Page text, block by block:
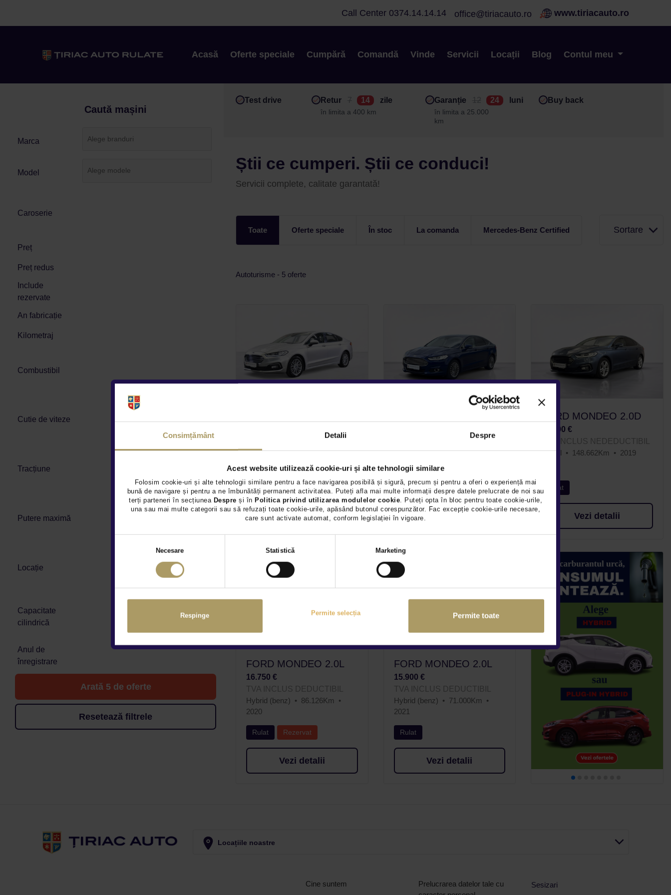
Consimțământ Detalii Despre
Acest website utilizează cookie-uri și alte tehnologii similare
Folosim cookie-uri și alte tehnologii similare pentru a face navigarea posibilă și sigură, precum și pentru a oferi o experiență mai
bună de navigare și pentru a ne îmbunătăți permanent activitatea. Puteți afla mai multe informații despre datele prelucrate de noi sau
terți parteneri în secțiunea Despre și în Politica privind utilizarea modulelor cookie. Puteți opta în bloc pentru toate cookie-urile,
una sau mai multe categorii sau să refuzați toate cookie-urile, apăsând butonul corespunzător. Fac excepție cookie-urile necesare,
care sunt activate automat, conform legislației în vigoare.
consimțământului
Necesare Statistică Marketing
Respinge Permite selecția Permite toate
Call Center 0374.14.14.14 office@tiriacauto.ro www.tiriacauto.ro
Acasă Oferte speciale Cumpără Comandă Vinde Servicii Locații Blog Contul meu
Caută mașini
Marca
Model
Caroserie
Preț
Preț redus
Include
rezervate
An fabricație
Kilometraj
Combustibil
Cutie de viteze
Tracțiune
Putere maximă
Locație
Capacitate
cilindrică
Anul de
înregistrare
Arată 5 de oferte
Resetează filtrele
Test drive Retur 14 zile
în limita a 400 km
Garanție 24 luni
în limita a 25.000
km
Buy back
Știi ce cumperi. Știi ce conduci!
Servicii complete, calitate garantată!
Toate Oferte speciale În stoc La comanda Mercedes-Benz Certified Sortare
Autoturisme - 5 oferte
Diesel
79.891Km 2021
Preț special Rulat
Vezi detalii
TVA INCLUS NEDEDUCTIBIL
Diesel
141.918Km 2017
Rulat
Vezi detalii
FORD MONDEO 2.0D
13.400 €
TVA INCLUS NEDEDUCTIBIL
Diesel
148.662Km 2019
Rulat
Vezi detalii
FORD MONDEO 2.0L
16.750 €
TVA INCLUS DEDUCTIBIL
Hybrid (benz)
86.126Km
2020
Rulat Rezervat
Vezi detalii
FORD MONDEO 2.0L
15.900 €
TVA INCLUS DEDUCTIBIL
Hybrid (benz)
71.000Km
2021
Rulat
Vezi detalii
Locațiile noastre
Cine suntem
Prelucrarea datelor tale cu
Sesizari